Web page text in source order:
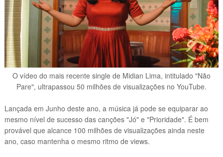
O vídeo do mais recente single de Midian Lima, intitulado "Não
Pare", ultrapassou 50 milhões de visualizações no YouTube.
Lançada em Junho deste ano, a música já pode se equiparar ao
mesmo nível de sucesso das canções "Jó" e "Prioridade". É bem
provável que alcance 100 milhões de visualizações ainda neste
ano, caso mantenha o mesmo ritmo de views.